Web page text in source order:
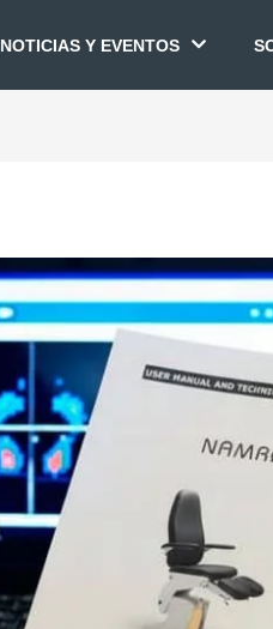
NOTICIAS Y EVENTOS